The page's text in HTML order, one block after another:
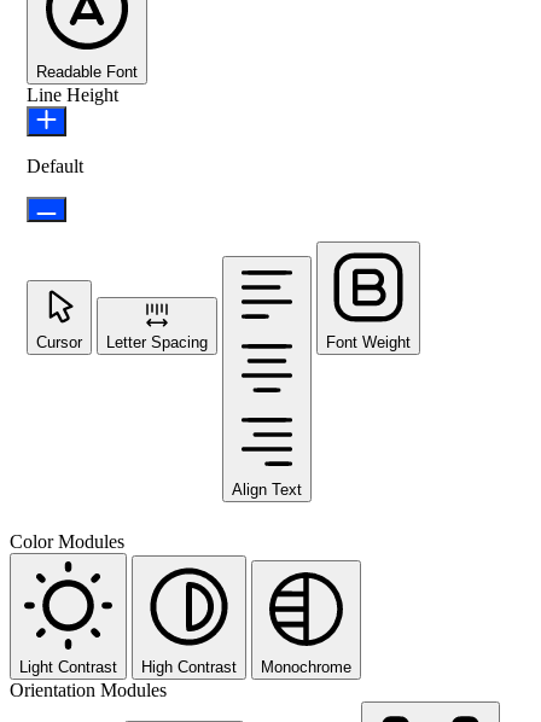
Readable Font
Line Height
Default
Cursor Letter Spacing
Align Text
Font Weight
Color Modules
Light Contrast High Contrast Monochrome
Orientation Modules